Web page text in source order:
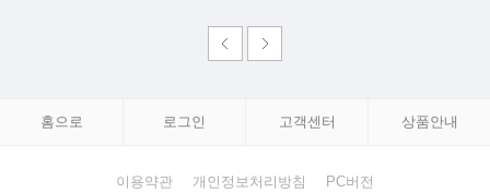
홈으로 로그인 고객센터 상품안내
이용약관 개인정보처리방침 PC버전